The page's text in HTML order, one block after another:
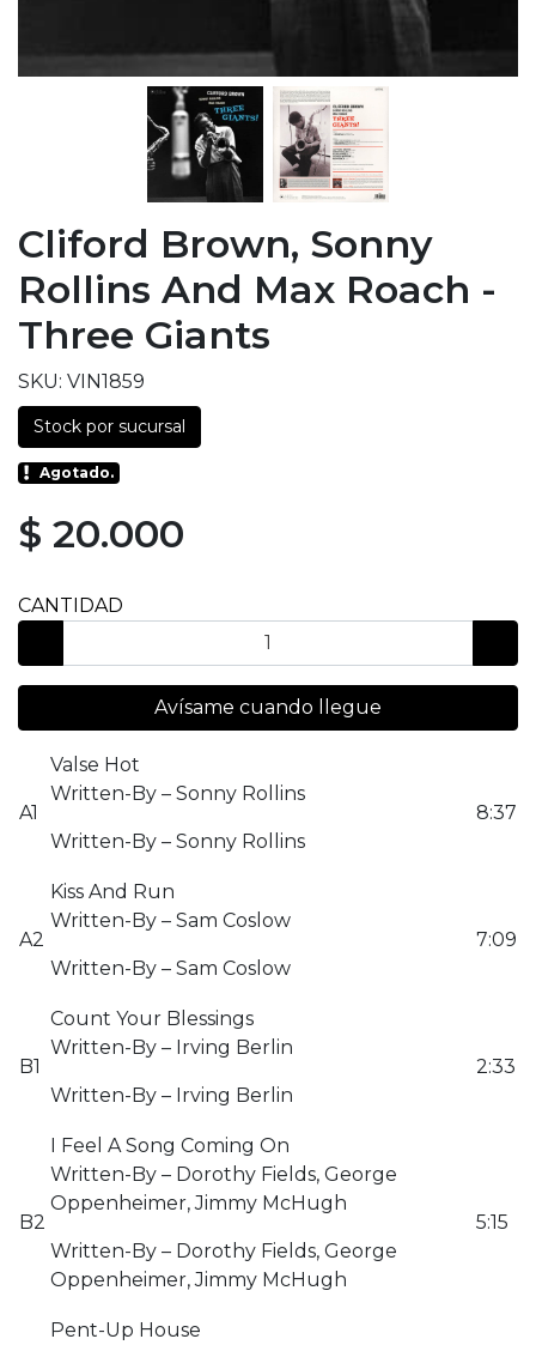
Cliford Brown, Sonny
Rollins And Max Roach -
Three Giants
SKU: VIN1859
Stock por sucursal
Agotado.
$ 20.000
CANTIDAD
Avísame cuando llegue
A1
Valse Hot
Written-By – Sonny Rollins
Written-By – Sonny Rollins
8:37
A2
Kiss And Run
Written-By – Sam Coslow
Written-By – Sam Coslow
7:09
B1
Count Your Blessings
Written-By – Irving Berlin
Written-By – Irving Berlin
2:33
B2
I Feel A Song Coming On
Written-By – Dorothy Fields, George
Oppenheimer, Jimmy McHugh
Written-By – Dorothy Fields, George
Oppenheimer, Jimmy McHugh
5:15
Pent-Up House